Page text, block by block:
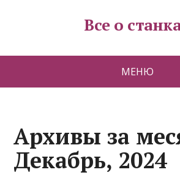
Все о
МЕНЮ
Архивы за
Декабрь, 2024